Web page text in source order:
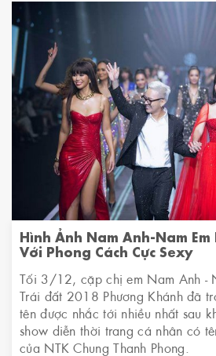
Hình Ảnh Nam Anh-Nam
Với Phong Cách Cực Sexy
Tối 3/12, cặp chị em Nam Anh -
Trái đất 2018 Phương Khánh đã
tên được nhắc tới nhiều nhất sau
show diễn thời trang cá nhân có
của NTK Chung Thanh Phong.